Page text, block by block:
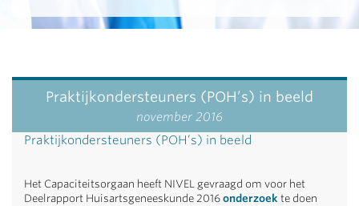
Praktijkondersteuners (POH’s) in beeld
november 2016
Praktijkondersteuners (POH’s) in beeld
Het Capaciteitsorgaan heeft NIVEL gevraagd om voor het
Deelrapport Huisartsgeneeskunde 2016 onderzoek te doen